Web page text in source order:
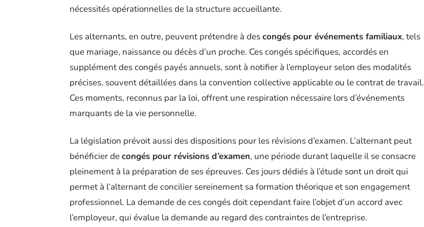
nécessités opérationnelles de la structure accueillante.
Les alternants, en outre, peuvent prétendre à descongés pour événements familiaux, tels
que mariage, naissance ou décès d’un proche. Ces congés spécifiques, accordés en
supplément des congés payés annuels, sont à notifier à l’employeur selon des modalités
précises, souvent détaillées dans la convention collective applicable ou le contrat de travail.
Ces moments, reconnus par la loi, offrent une respiration nécessaire lors d’événements
marquants de la vie personnelle.
La législation prévoit aussi des dispositions pour les révisions d’examen. L’alternant peut
bénéficier decongés pour révisions d’examen, une période durant laquelle il se consacre
pleinement à la préparation de ses épreuves. Ces jours dédiés à l’étude sont un droit qui
permet à l’alternant de concilier sereinement sa formation théorique et son engagement
professionnel. La demande de ces congés doit cependant faire l’objet d’un accord avec
l’employeur, qui évalue la demande au regard des contraintes de l’entreprise.